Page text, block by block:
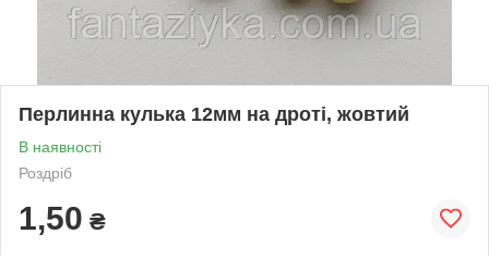
Перлинна кулька 12мм на дроті, жовтий
В наявності
Роздріб
1,50 ₴